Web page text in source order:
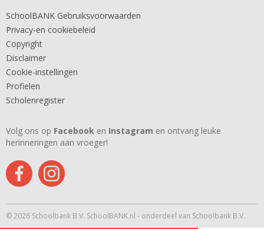
SchoolBANK Gebruiksvoorwaarden
Privacy-en cookiebeleid
Copyright
Disclaimer
Cookie-instellingen
Profielen
Scholenregister
Volg ons op Facebook en Instagram en ontvang leuke
herinneringen aan vroeger!
© 2026 Schoolbank B.V. SchoolBANK.nl - onderdeel van Schoolbank B.V.